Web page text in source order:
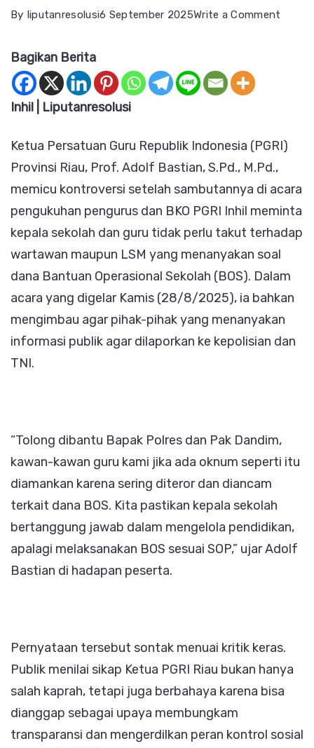
By liputanresolusi6 September 2025Write a Comment
Dia
Perlu
Belajar
Lagi
Aturan
Bagikan Berita
Inhil | Liputanresolusi
Ketua Persatuan Guru Republik Indonesia (PGRI)
Provinsi Riau, Prof. Adolf Bastian, S.Pd., M.Pd.,
memicu kontroversi setelah sambutannya di acara
pengukuhan pengurus dan BKO PGRI Inhil meminta
kepala sekolah dan guru tidak perlu takut terhadap
wartawan maupun LSM yang menanyakan soal
dana Bantuan Operasional Sekolah (BOS). Dalam
acara yang digelar Kamis (28/8/2025), ia bahkan
mengimbau agar pihak-pihak yang menanyakan
informasi publik agar dilaporkan ke kepolisian dan
TNI.
“Tolong dibantu Bapak Polres dan Pak Dandim,
kawan-kawan guru kami jika ada oknum seperti itu
diamankan karena sering diteror dan diancam
terkait dana BOS. Kita pastikan kepala sekolah
bertanggung jawab dalam mengelola pendidikan,
apalagi melaksanakan BOS sesuai SOP,” ujar Adolf
Bastian di hadapan peserta.
Pernyataan tersebut sontak menuai kritik keras.
Publik menilai sikap Ketua PGRI Riau bukan hanya
salah kaprah, tetapi juga berbahaya karena bisa
dianggap sebagai upaya membungkam
transparansi dan mengerdilkan peran kontrol sosial